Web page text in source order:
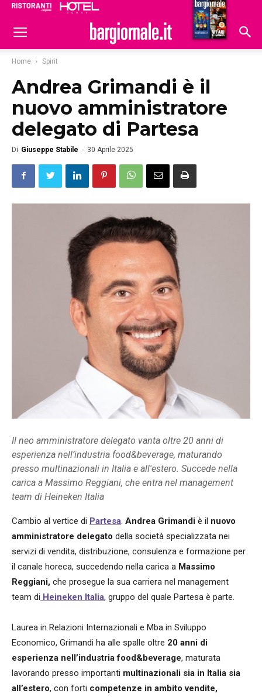
Hoteldomani
Home Spirit
Andrea Grimandi è il
nuovo amministratore
delegato di Partesa
Di Giuseppe Stabile - 30 Aprile 2025
Il neo amministratore delegato vanta oltre 20 anni di
esperienza nell’industria food&beverage, maturando
presso multinazionali in Italia e all'estero. Succede nella
carica a Massimo Reggiani, che entra nel management
team di Heineken Italia
Cambio al vertice di Partesa. Andrea Grimandi è il nuovo
amministratore delegato della società specializzata nei
servizi di vendita, distribuzione, consulenza e formazione per
il canale horeca, succedendo nella carica a Massimo
Reggiani, che prosegue la sua carriera nel management
team di Heineken Italia, gruppo del quale Partesa è parte.
Laurea in Relazioni Internazionali e Mba in Sviluppo
Economico, Grimandi ha alle spalle oltre 20 anni di
esperienza nell’industria food&beverage, maturata
lavorando presso importanti multinazionali sia in Italia sia
all’estero, con forti competenze in ambito vendite,